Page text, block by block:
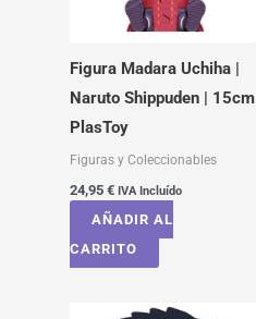
Figura Madara Uchiha |
Naruto Shippuden | 15cm
PlasToy
Figuras y Coleccionables
24,95 € IVA Incluído
AÑADIR AL
CARRITO